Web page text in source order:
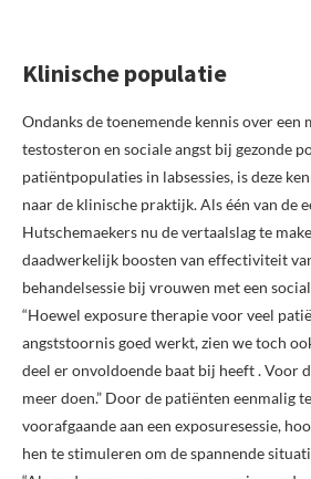
Klinische populatie
Ondanks de toenemende kennis over een
testosteron en sociale angst bij gezonde
patiëntpopulaties in labsessies, is deze
naar de klinische praktijk. Als één van de
Hutschemaekers nu de vertaalslag te
daadwerkelijk boosten van effectiviteit
behandelsessie bij vrouwen met een
“Hoewel exposure therapie voor veel
angststoornis goed werkt, zien we toch
deel er onvoldoende baat bij heeft . Voor
meer doen.” Door de patiënten eenmalig
voorafgaande aan een exposuresessie,
hen te stimuleren om de spannende